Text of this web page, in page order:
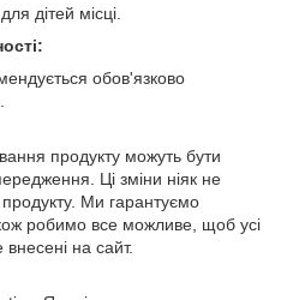
дітей місці.
обов'язково
продукту можуть бути
Ці зміни ніяк не
продукту. Ми гарантуємо
робимо все можливе, щоб усі
на сайт.